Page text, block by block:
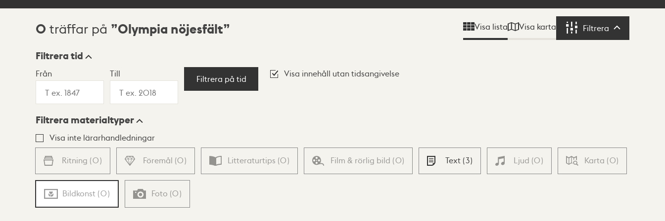
Sökresultat
0 träffar på Olympia nöjesfält Visa lista Visa karta Filtrera Filtrera
Visningsläge
Lista Karta
Filtrera tid
Från Till
Filtrera på tid
Visa innehåll utan tidsangivelse
Filtrera materialtyper
Visa inte lärarhandledningar
Ritning (0) Föremål (0) Litteraturtips (0) Film & rörlig bild (0) Text (3) Ljud (0) Karta (0)
Bildkonst (0) Foto (0)